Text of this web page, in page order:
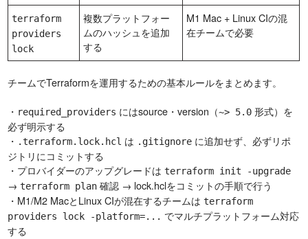
terraform
providers
lock
複数プラットフォー
ムのハッシュを追加
する
M1 Mac + Linux CIの混
在チームで必要
チームでTerraformを運用するための基本ルールをまとめます。
・ required_providers にはsource・version（~> 5.0 形式）を
必ず明示する
・ .terraform.lock.hcl は .gitignore に追加せず、必ずリポ
ジトリにコミットする
・プロバイダーのアップグレードはterraform init -upgrade
→terraform plan 確認 → lock.hclをコミットの手順で行う
・M1/M2 MacとLinux CIが混在するチームはterraform
providers lock -platform=... でマルチプラットフォーム対応
する